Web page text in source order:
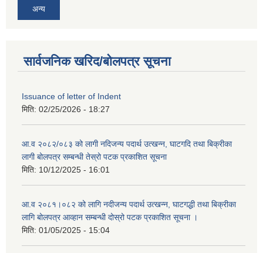
अन्य
सार्वजनिक खरिद/बोलपत्र सूचना
Issuance of letter of Indent
मिति: 02/25/2026 - 18:27
आ.व २०८२/०८३ को लागी नदिजन्य पदार्थ उत्खन्न, घाटगदि तथा बिक्रीका
लागी बोलपत्र सम्बन्धी तेस्रो पटक प्रकाशित सूचना
मिति: 10/12/2025 - 16:01
आ.व २०८१।०८२ को लागि नदीजन्य पदार्थ उत्खन्न, घाटगद्धी तथा बिक्रीका
लागि बोलपत्र आव्हान सम्बन्धी दोस्रो पटक प्रकाशित सूचना ।
मिति: 01/05/2025 - 15:04